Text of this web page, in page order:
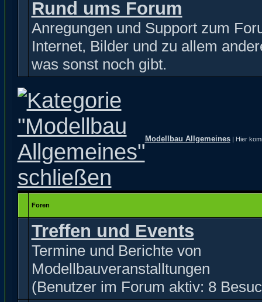
Rund ums Forum
Anregungen und Support zum
Internet, Bilder und zu allem
was sonst noch gibt.
Modellbau Allgemeines| Hier
Foren
Treffen und Events
Termine und Berichte von
Modellbauveranstalltungen
(Benutzer im Forum aktiv: 8